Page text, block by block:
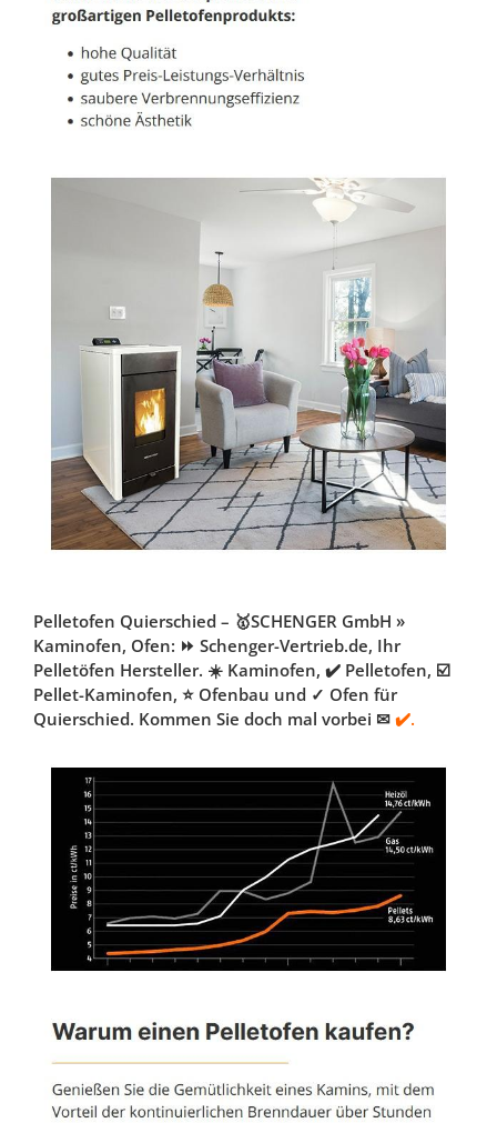
Pelletofen Quierschied – 🥇SCHENGER GmbH »
Kaminofen, Ofen: ⏩ Schenger-Vertrieb.de, Ihr
Pelletöfen Hersteller. ☀️ Kaminofen, ✔️ Pelletofen, ☑️
Pellet-Kaminofen, ⭐ Ofenbau und ✓ Ofen für
Quierschied. Kommen Sie doch mal vorbei ✉ ✔️.